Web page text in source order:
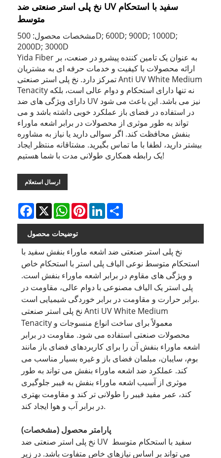
نخ پلی استر صنعتی ضد UV سفید با استحکام
متوسط
مشخصات محصول: 500D; 600D; 900D; 1000D;
2000D; 3000D
Yida Fiber به عنوان یک تامین کننده پیشرو در صنعت، بر
ارائه محصولات با کیفیت و خدمات حرفه ای به مشتریان
تمرکز دارد. نخ پلی استر صنعتی Anti UV White Medium
Tenacity نه تنها دارای استحکام و دوام عالی است، بلکه
دارای ویژگی های ضد UV نیز می باشد. این باعث می شود
در استفاده در فضای باز عملکرد خوبی داشته باشد و می
تواند به طور موثری از محصولات در برابر اشعه ماوراء
بنفش محافظت کند. اگر سوالی دارید یا نیاز به مشاوره
بیشتر دارید، لطفا با ما تماس بگیرید. مشتاقانه منتظر ایجاد
یک رابطه همکاری طولانی مدت با شما هستیم!
ارسال استعلام
Facebook
X WhatsAppPinterestLinkedIn
توضیحات محصول
نخ پلی استر صنعتی ضد اشعه ماوراء بنفش سفید با
استحکام متوسط ​​نوعی الیاف پلی استر با استحکام خاص
و ویژگی های مقاوم در برابر اشعه ماوراء بنفش است.
پلی استر یک الیاف مصنوعی با دوام عالی، مقاومت در
برابر حرارت و مقاومت در برابر خوردگی شیمیایی است.
نخ پلی استر صنعتی Anti UV White Medium
Tenacity معمولاً برای ساخت انواع منسوجات و
محصولات صنعتی استفاده می شود. مقاومت در برابر
اشعه ماوراء بنفش آن را برای کاربردهای فضای باز مانند
بوم، سایبان، مبلمان فضای باز و غیره بسیار مناسب می
کند. عملکرد ضد اشعه ماوراء بنفش می تواند به طور
موثری از آسیب اشعه ماوراء بنفش به فیبر جلوگیری
کند، عمر مفید فیبر را طولانی تر کند و مقاومت بهتری
در برابر آب و هوا ایجاد کند.
پارامتر محصول (مشخصات)
نخ پلی استر صنعتی ضد UV سفید با استحکام متوسط ​​
می تواند بر اساس نیازهای خاص متفاوت باشد. در زیر